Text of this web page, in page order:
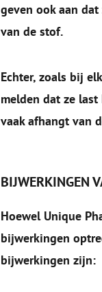
geven ook aan
van de stof.
Echter, zoals bij
melden dat ze
vaak afhangt van
BIJWERKINGEN
Hoewel Unique
bijwerkingen
bijwerkingen zijn: